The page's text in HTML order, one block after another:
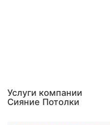
Все
города:
Услуги компании
Сияние Потолки